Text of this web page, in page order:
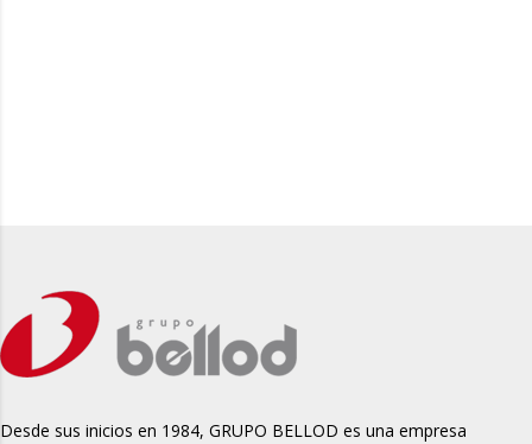
Desde sus inicios en 1984, GRUPO BELLOD es una empresa